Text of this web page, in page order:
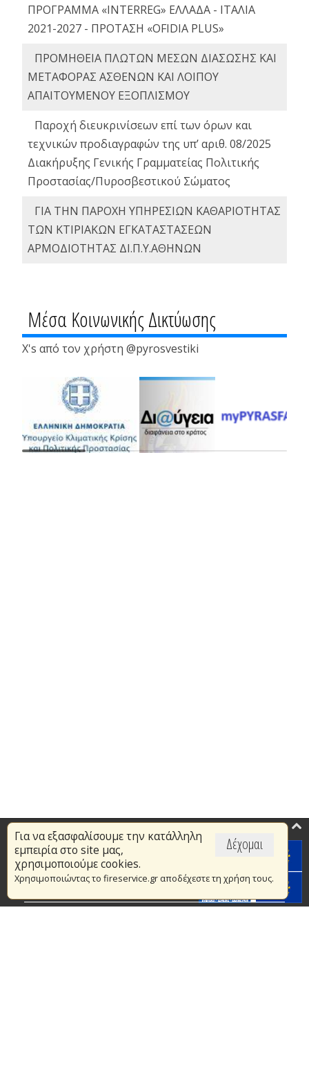
ΠΡΟΓΡΑΜΜΑ «INTERREG» ΕΛΛΑΔΑ - ΙΤΑΛΙΑ
2021-2027 - ΠΡΟΤΑΣΗ «OFIDIA PLUS»
ΠΡΟΜΗΘΕΙΑ ΠΛΩΤΩΝ ΜΕΣΩΝ ΔΙΑΣΩΣΗΣ ΚΑΙ
ΜΕΤΑΦΟΡΑΣ ΑΣΘΕΝΩΝ ΚΑΙ ΛΟΙΠΟΥ
ΑΠΑΙΤΟΥΜΕΝΟΥ ΕΞΟΠΛΙΣΜΟΥ
Παροχή διευκρινίσεων επί των όρων και
τεχνικών προδιαγραφών της υπ’ αριθ. 08/2025
Διακήρυξης Γενικής Γραμματείας Πολιτικής
Προστασίας/Πυροσβεστικού Σώματος
ΓΙΑ ΤΗΝ ΠΑΡΟΧΗ ΥΠΗΡΕΣΙΩΝ ΚΑΘΑΡΙΟΤΗΤΑΣ
ΤΩΝ ΚΤΙΡΙΑΚΩΝ ΕΓΚΑΤΑΣΤΑΣΕΩΝ
ΑΡΜΟΔΙΟΤΗΤΑΣ ΔΙ.Π.Υ.ΑΘΗΝΩΝ
Μέσα Κοινωνικής Δικτύωσης
X's από τον χρήστη @pyrosvestiki
Δέχομαι
Για να εξασφαλίσουμε την κατάλληλη
εμπειρία στο site μας,
χρησιμοποιούμε cookies.
Χρησιμοποιώντας το fireservice.gr αποδέχεστε τη χρήση τους.
Επικαιρότητα
Το Πυροσβεστικό Σώμα